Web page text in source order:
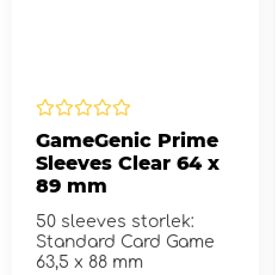
GameGenic Prime
Sleeves Clear 64 x
89 mm
50 sleeves storlek:
Standard Card Game
63,5 x 88 mm